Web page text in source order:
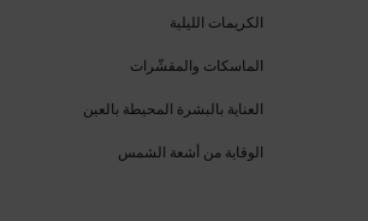
الكريمات الليلية
الماسكات والمقشّرات
العناية بالبشرة المحيطة بالعين
الوقاية من أشعة الشمس